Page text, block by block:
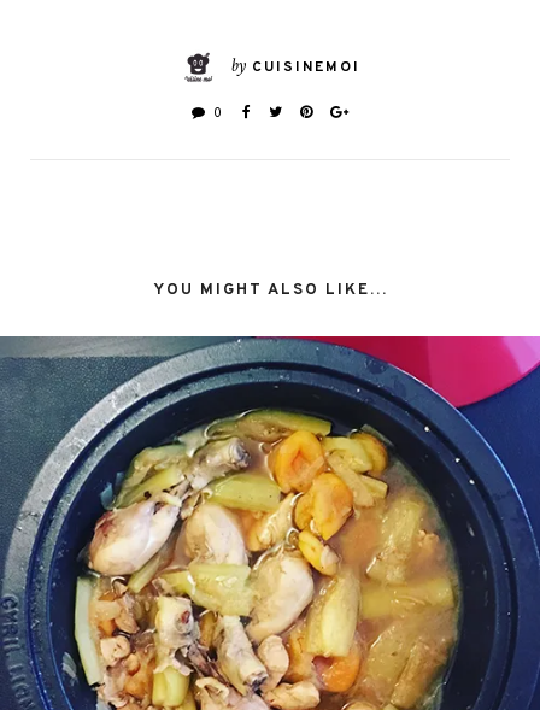
by CUISINEMOI
0
YOU MIGHT ALSO LIKE...